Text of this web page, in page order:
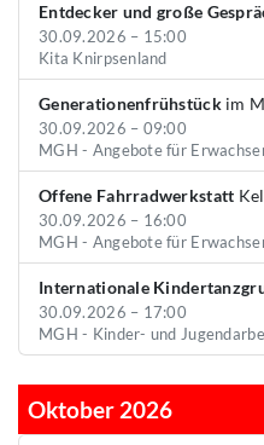
Entdecker und große
30.09.2026 – 15:00
Kita Knirpsenland
Generationenfrühstückim
30.09.2026 – 09:00
MGH - Angebote für
Offene Fahrradwerkstatt
30.09.2026 – 16:00
MGH - Angebote für
Internationale
30.09.2026 – 17:00
MGH - Kinder- und
Oktober 2026